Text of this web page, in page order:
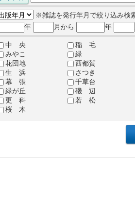
※雑誌を発行年月で絞り込み検
年
月から 年
中 央
稲 毛
みやこ
緑
花団地
西都賀
生 浜
さつき
幕 張
千草台
緑が丘
磯 辺
更 科
若 松
桜 木